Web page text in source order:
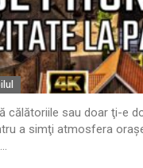
călătoriile sau doar ţi-e
a simţi atmosfera